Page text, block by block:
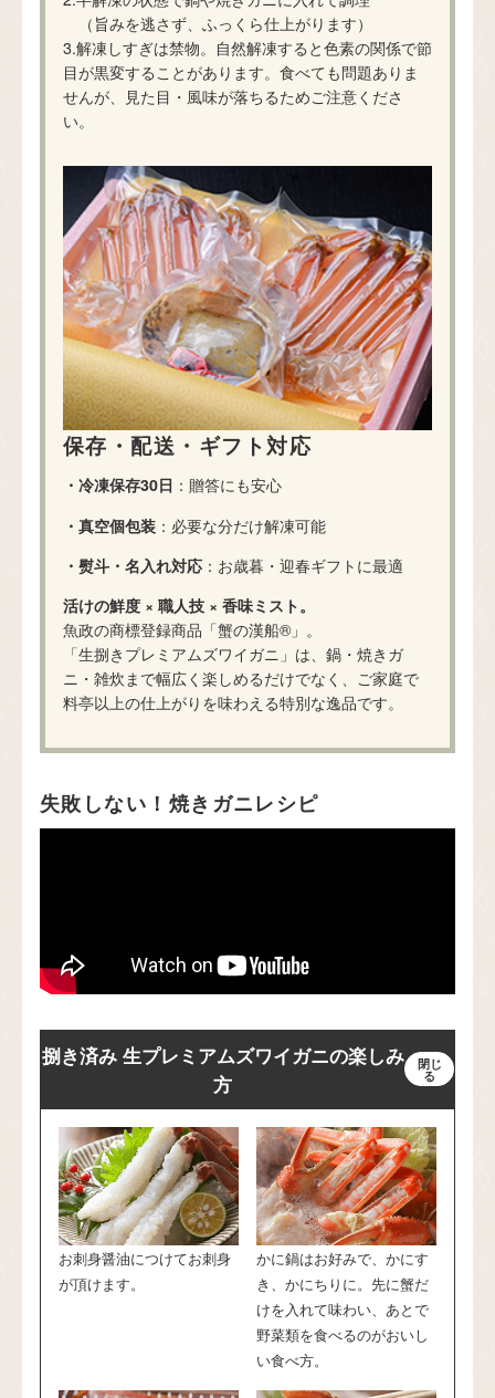
（旨みを逃さず、ふっくら仕上がります）
3.解凍しすぎは禁物。自然解凍すると色素の関係で節
目が黒変することがあります。食べても問題ありま
せんが、見た目・風味が落ちるためご注意くださ
い。
保存・配送・ギフト対応
・冷凍保存30日 ：贈答にも安心
・真空個包装 ：必要な分だけ解凍可能
・熨斗・名入れ対応 ：お歳暮・迎春ギフトに最適
活けの鮮度 × 職人技 × 香味ミスト。
魚政の商標登録商品「蟹の漢船®」。
「生捌きプレミアムズワイガニ」は、鍋・焼きガ
ニ・雑炊まで幅広く楽しめるだけでなく、ご家庭で
料亭以上の仕上がりを味わえる特別な逸品です。
失敗しない！焼きガニレシピ
捌き済み 生プレミアムズワイガニの楽しみ
方
お刺身醤油につけてお刺身
が頂けます。
かに鍋はお好みで、かにす
き、かにちりに。先に蟹だ
けを入れて味わい、あとで
野菜類を食べるのがおいし
い食べ方。